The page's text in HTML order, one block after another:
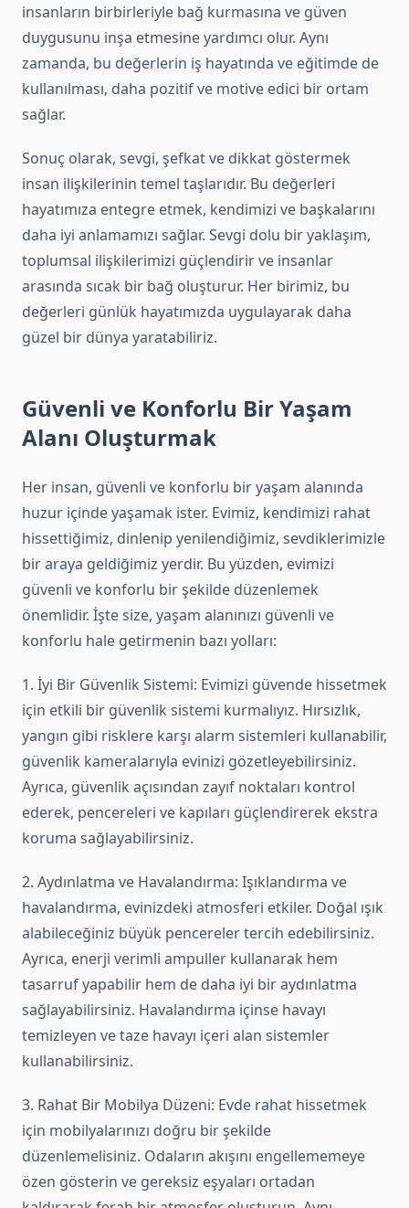
insanların birbirleriyle bağ kurmasına ve güven
duygusunu inşa etmesine yardımcı olur. Aynı
zamanda, bu değerlerin iş hayatında ve eğitimde de
kullanılması, daha pozitif ve motive edici bir ortam
sağlar.
Sonuç olarak, sevgi, şefkat ve dikkat göstermek
insan ilişkilerinin temel taşlarıdır. Bu değerleri
hayatımıza entegre etmek, kendimizi ve başkalarını
daha iyi anlamamızı sağlar. Sevgi dolu bir yaklaşım,
toplumsal ilişkilerimizi güçlendirir ve insanlar
arasında sıcak bir bağ oluşturur. Her birimiz, bu
değerleri günlük hayatımızda uygulayarak daha
güzel bir dünya yaratabiliriz.
Güvenli ve Konforlu Bir Yaşam
Alanı Oluşturmak
Her insan, güvenli ve konforlu bir yaşam alanında
huzur içinde yaşamak ister. Evimiz, kendimizi rahat
hissettiğimiz, dinlenip yenilendiğimiz, sevdiklerimizle
bir araya geldiğimiz yerdir. Bu yüzden, evimizi
güvenli ve konforlu bir şekilde düzenlemek
önemlidir. İşte size, yaşam alanınızı güvenli ve
konforlu hale getirmenin bazı yolları:
1. İyi Bir Güvenlik Sistemi: Evimizi güvende hissetmek
için etkili bir güvenlik sistemi kurmalıyız. Hırsızlık,
yangın gibi risklere karşı alarm sistemleri kullanabilir,
güvenlik kameralarıyla evinizi gözetleyebilirsiniz.
Ayrıca, güvenlik açısından zayıf noktaları kontrol
ederek, pencereleri ve kapıları güçlendirerek ekstra
koruma sağlayabilirsiniz.
2. Aydınlatma ve Havalandırma: Işıklandırma ve
havalandırma, evinizdeki atmosferi etkiler. Doğal ışık
alabileceğiniz büyük pencereler tercih edebilirsiniz.
Ayrıca, enerji verimli ampuller kullanarak hem
tasarruf yapabilir hem de daha iyi bir aydınlatma
sağlayabilirsiniz. Havalandırma içinse havayı
temizleyen ve taze havayı içeri alan sistemler
kullanabilirsiniz.
3. Rahat Bir Mobilya Düzeni: Evde rahat hissetmek
için mobilyalarınızı doğru bir şekilde
düzenlemelisiniz. Odaların akışını engellememeye
özen gösterin ve gereksiz eşyaları ortadan